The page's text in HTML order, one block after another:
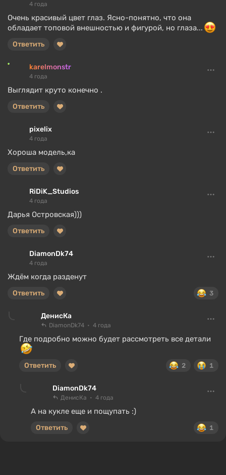
4 года
Очень красивый цвет глаз. Ясно-понятно, что она
обладает топовой внешностью и фигурой, но глаза...
Ответить
karelmonstr
4 года
Выглядит круто конечно .
Ответить
pixelix
4 года
Хороша модель,ка
Ответить
RiDiK_Studios
4 года
Дарья Островская)))
Ответить
DiamonDk74
4 года
Ждём когда разденут
3
Ответить
ДенисКа
DiamonDk74 4 года
Где подробно можно будет рассмотреть все детали
2 1
Ответить
DiamonDk74
ДенисКа 4 года
А на кукле еще и пощупать :)
1
Ответить